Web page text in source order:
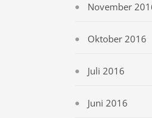
November
Oktober 2016
Juli 2016
Juni 2016